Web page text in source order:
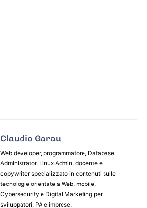
Claudio Garau
Web developer, programmatore, Database
Administrator, Linux Admin, docente e
copywriter specializzato in contenuti sulle
tecnologie orientate a Web, mobile,
Cybersecurity e Digital Marketing per
sviluppatori, PA e imprese.